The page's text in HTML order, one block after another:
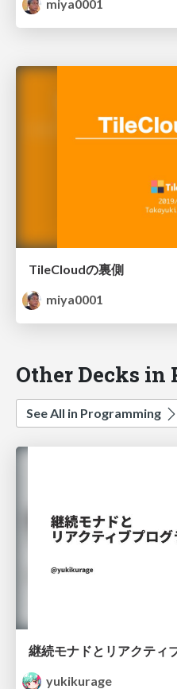
miya0001
TileCloudの裏側
miya0001
Other Decks in
See All in Programming
継続モナドとリアクティ
yukikurage